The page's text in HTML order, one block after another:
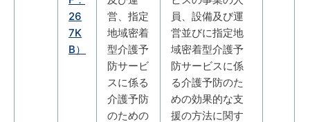
26
7K
B）
営、指定
地域密着
型介護予
防サービ
スに係る
介護予防
のための
員、設備及び運
営並びに指定地
域密着型介護予
防サービスに係
る介護予防のた
めの効果的な支
援の方法に関す